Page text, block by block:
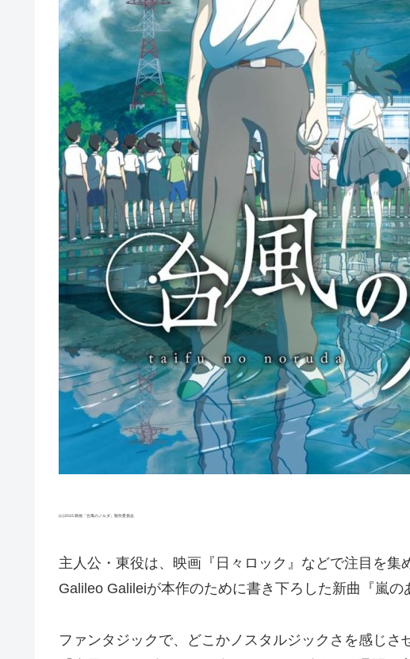
(c)2015 映画「台風のノルダ」製作委員会
主人公・東役は、映画『日々ロック』などで注目を集
Galileo Galileiが本作のために書き下ろした新曲『嵐の
ファンタジックで、どこかノスタルジックさを感じ